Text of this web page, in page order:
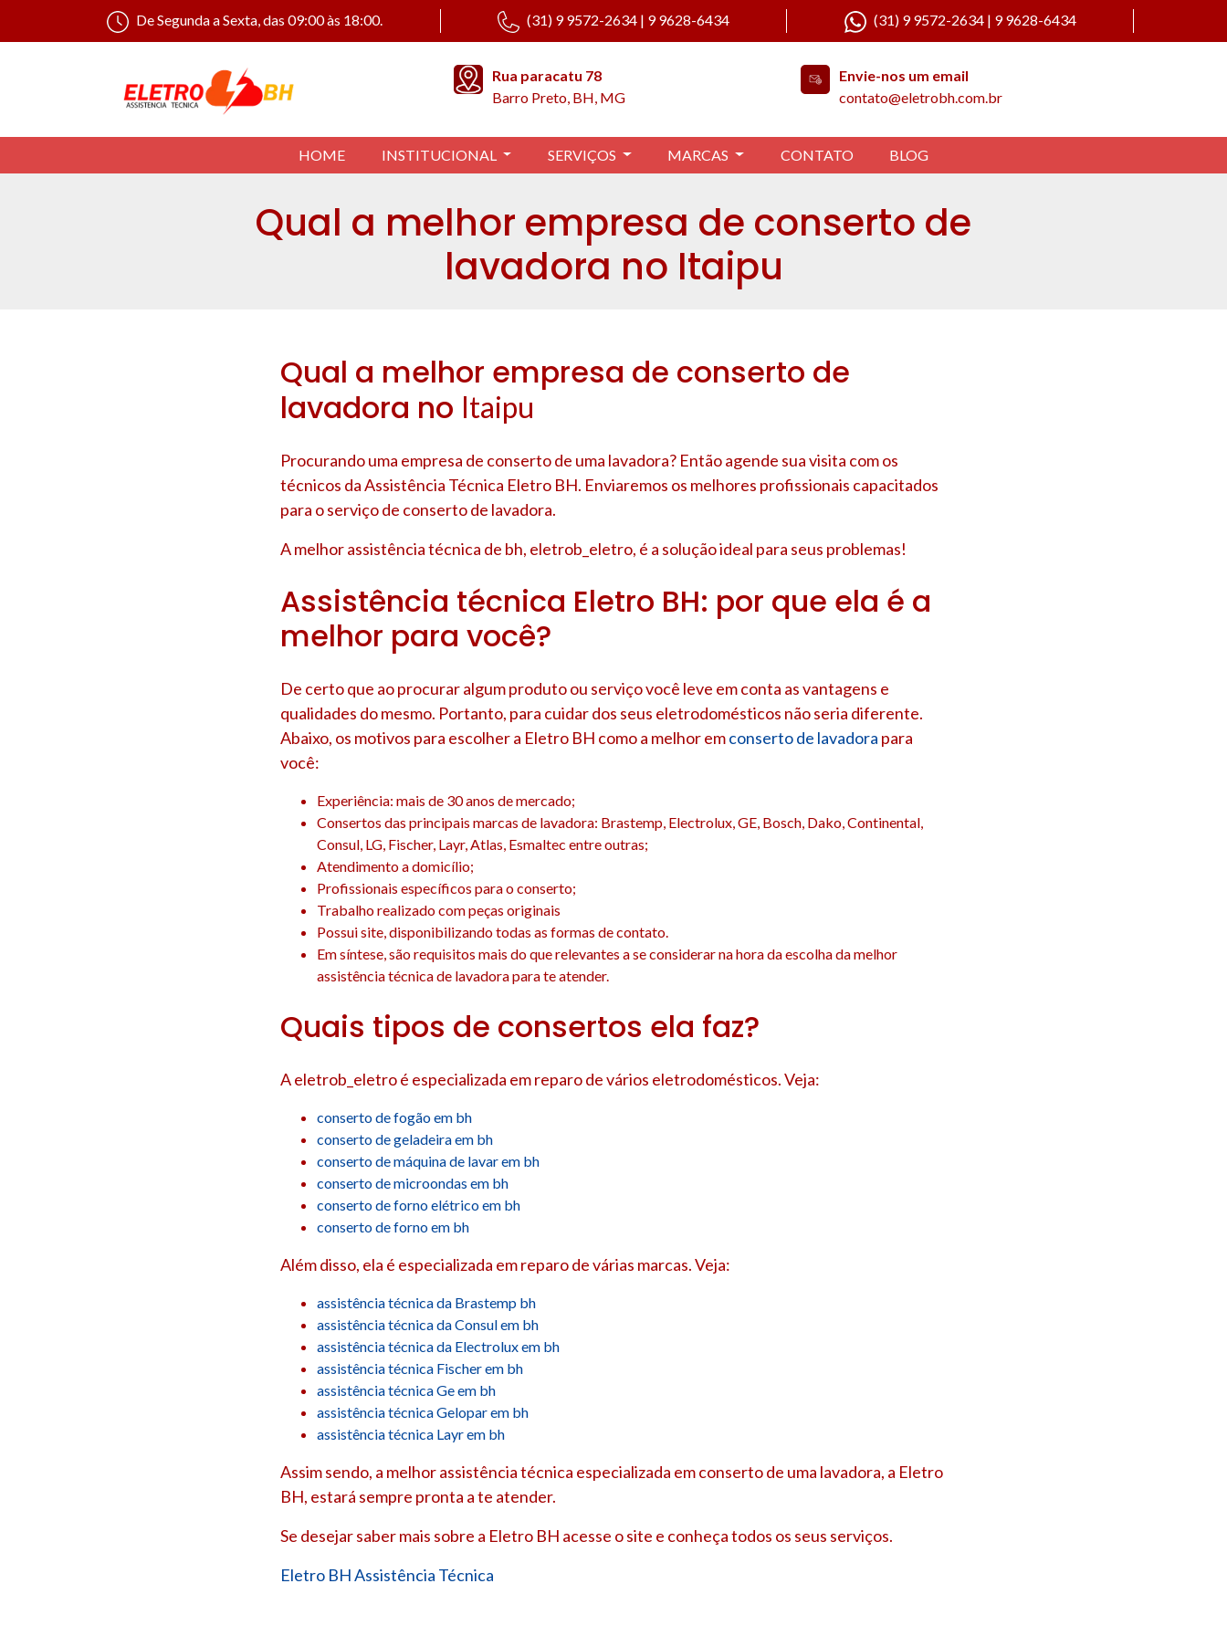
De Segunda a Sexta, das 09:00 às 18:00. (31) 9 9572-2634 | 9 9628-6434 (31) 9 9572-2634 | 9 9628-6434
Rua paracatu 78
Barro Preto, BH, MG
Envie-nos um email
contato@eletrobh.com.br
HOME INSTITUCIONAL SERVIÇOS MARCAS CONTATO BLOG
Qual a melhor empresa de conserto de
lavadora no Itaipu
Qual a melhor empresa de conserto de
lavadora no Itaipu
Procurando uma empresa de conserto de uma lavadora? Então agende sua visita com os
técnicos da Assistência Técnica Eletro BH. Enviaremos os melhores profissionais capacitados
para o serviço de conserto de lavadora.
A melhor assistência técnica de bh, eletrob_eletro, é a solução ideal para seus problemas!
Assistência técnica Eletro BH: por que ela é a
melhor para você?
De certo que ao procurar algum produto ou serviço você leve em conta as vantagens e
qualidades do mesmo. Portanto, para cuidar dos seus eletrodomésticos não seria diferente.
Abaixo, os motivos para escolher a Eletro BH como a melhor emconserto de lavadora para
você:
Experiência: mais de 30 anos de mercado;
Consertos das principais marcas de lavadora: Brastemp, Electrolux, GE, Bosch, Dako, Continental,
Consul, LG, Fischer, Layr, Atlas, Esmaltec entre outras;
Atendimento a domicílio;
Profissionais específicos para o conserto;
Trabalho realizado com peças originais
Possui site, disponibilizando todas as formas de contato.
Em síntese, são requisitos mais do que relevantes a se considerar na hora da escolha da melhor
assistência técnica de lavadora para te atender.
Quais tipos de consertos ela faz?
A eletrob_eletro é especializada em reparo de vários eletrodomésticos. Veja:
conserto de fogão em bh
conserto de geladeira em bh
conserto de máquina de lavar em bh
conserto de microondas em bh
conserto de forno elétrico em bh
conserto de forno em bh
Além disso, ela é especializada em reparo de várias marcas. Veja:
assistência técnica da Brastemp bh
assistência técnica da Consul em bh
assistência técnica da Electrolux em bh
assistência técnica Fischer em bh
assistência técnica Ge em bh
assistência técnica Gelopar em bh
assistência técnica Layr em bh
Assim sendo, a melhor assistência técnica especializada em conserto de uma lavadora, a Eletro
BH, estará sempre pronta a te atender.
Se desejar saber mais sobre a Eletro BH acesse o site e conheça todos os seus serviços.
Eletro BH Assistência Técnica